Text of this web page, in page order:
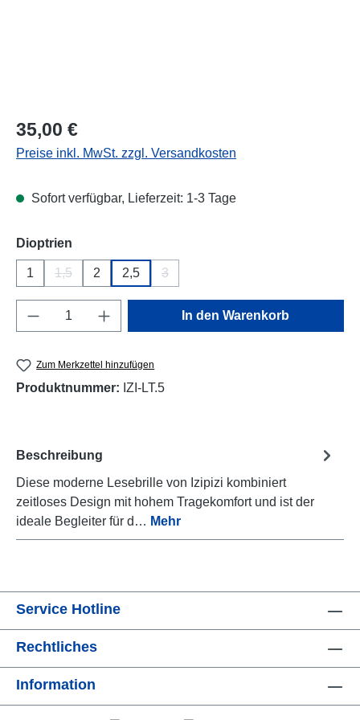
Regulärer Preis:
35,00 €
Preise inkl. MwSt. zzgl. Versandkosten
Sofort verfügbar, Lieferzeit: 1-3 Tage
Dioptrien
1 1,5
(Diese Option ist zurzeit nicht verfügbar.)
2 2,5 3
Produkt Anzahl: Gib den gewünschten
In den Warenkorb
Zum Merkzettel hinzufügen
Produktnummer: IZI-LT.5
Beschreibung
Diese moderne Lesebrille von Izipizi kombiniert
zeitloses Design mit hohem Tragekomfort und ist der
ideale Begleiter für d… Mehr
Service Hotline
Rechtliches
Information